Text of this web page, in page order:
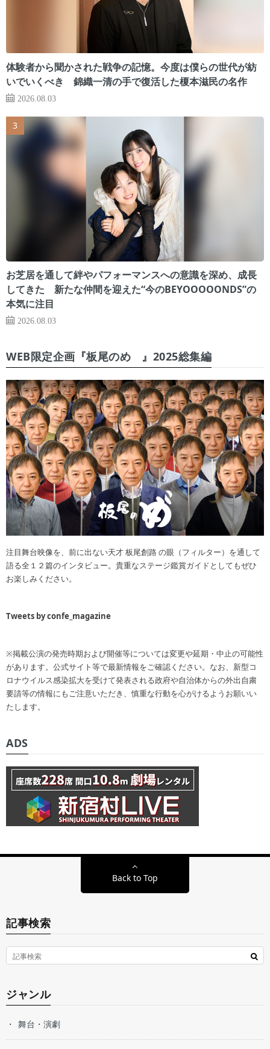
体験者から聞かされた戦争の記憶。今度は僕らの世代が紡
いでいくべき 錦織一清の手で復活した榎本滋民の名作
2026.08.03
お芝居を通して絆やパフォーマンスへの意識を深め、成長
してきた 新たな仲間を迎えた“今のBEYOOOOONDS”の
本気に注目
2026.08.03
WEB限定企画『板尾のめ゙』2025総集編
注目舞台映像を、前に出ない天才 板尾創路 の眼（フィルター）を通して
語る全１２篇のインタビュー。貴重なステージ鑑賞ガイドとしてもぜひ
お楽しみください。
Tweets by confe_magazine
※掲載公演の発売時期および開催等については変更や延期・中止の可能性
があります。公式サイト等で最新情報をご確認ください。なお、新型コ
ロナウイルス感染拡大を受けて発表される政府や自治体からの外出自粛
要請等の情報にもご注意いただき、慎重な行動を心がけるようお願いい
たします。
ADS
Back to Top
記事検索
ジャンル
舞台・演劇